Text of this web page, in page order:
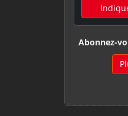
Abonnez-